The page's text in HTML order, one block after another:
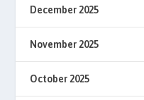
December 2025
November 2025
October 2025